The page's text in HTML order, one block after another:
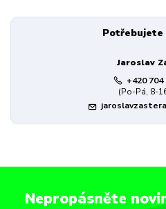
Potřebujete
Jaroslav
+420 704
(Po-Pá, 8-
Nepropásněte